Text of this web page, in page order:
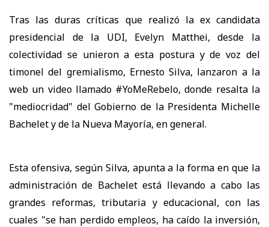
Tras las duras críticas que realizó la ex candidata
presidencial de la UDI, Evelyn Matthei, desde la
colectividad se unieron a esta postura y de voz del
timonel del gremialismo, Ernesto Silva, lanzaron a la
web un video llamado #YoMeRebelo, donde resalta la
"mediocridad" del Gobierno de la Presidenta Michelle
Bachelet y de la Nueva Mayoría, en general.
Esta ofensiva, según Silva, apunta a la forma en que la
administración de Bachelet está llevando a cabo las
grandes reformas, tributaria y educacional, con las
cuales "se han perdido empleos, ha caído la inversión,